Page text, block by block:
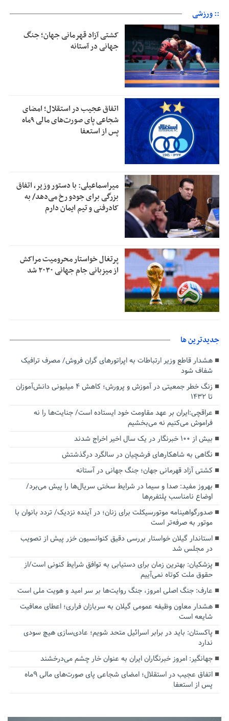
:: ورزشی
کشتی آزاد قهرمانی جهان؛ جنگ
جهانی در آستانه
اتفاق عجیب در استقلال؛ امضای
شجاعی پای صورت‌های مالی ٩ماه
پس از استعفا
میراسماعیلی: با دستور وزیر، اتفاق
بزرگی برای جودو رخ می‌دهد/ به
کادرفنی و تیم ایمان دارم
پرتغال خواستار محرومیت مراکش
از میزبانی جام جهانی ۲۰۳۰ شد
جديدترين ها
هشدار قاطع وزیر ارتباطات به اپراتورهای گران فروش/ مصرف ترافیک
شفاف شود
زنگ خطر جمعیتی در آموزش و پرورش؛ کاهش ۴ میلیونی دانش‌آموزان
تا ۱۴۳۲
عراقچی:ایران بر عهد مقاومت خود ایستاده است/ جنایت‌ها را نه
فراموش می‌کنیم نه می‌بخشیم
بیش از ۱۰۰ خبرنگار در یک سال اخیر اخراج شدند
نگاهی به شاهکارهای فرشچیان در سالگرد درگذشتش
کشتی آزاد قهرمانی جهان؛ جنگ جهانی در آستانه
بهروز مفید: صدا و سیما در شرایط سختی سریال‌ها را پیش می‌برد/
اوضاع نامناسب پلتفرم‌ها
صدورگواهینامه موتورسیکلت برای زنان؛ در آینده نزدیک/ تردد بانوان با
موتور به‌ صرفه‌تر است
استاندار گیلان خواستار بررسی دقیق کنوانسیون خزر پیش از تصویب
در مجلس شد
پزشکیان‌: بهترین زمان برای دستیابی به توافق شرایط کنونی است/از
حقوق ملت کوتاه نمی‌آییم
عارف: جنگ اصلی امروز، جنگ روایت‌ها بر سر امید و هویت ملی است
هشدار معاون وظیفه عمومی گیلان به سربازان فراری؛ اعطای معافیت
شایعه است
پاکستان: باید در برابر اسرائیل متحد شویم؛ عادی‌سازی هیچ سودی
ندارد
جهانگیر: امروز خبرنگاران ایران به عنوان خار چشم می‌درخشند
اتفاق عجیب در استقلال؛ امضای شجاعی پای صورت‌های مالی ٩ماه
پس از استعفا